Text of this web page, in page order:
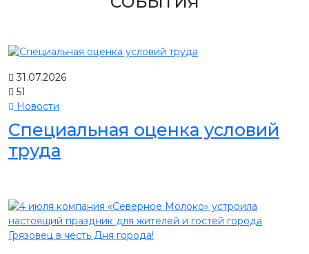
31.07.2026
51
Новости
Специальная оценка условий
труда